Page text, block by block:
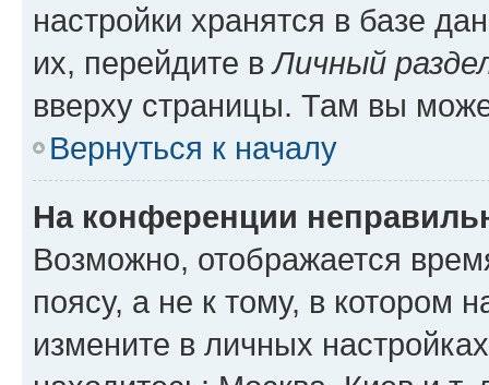
настройки хранятся в базе
их, перейдите вЛичный
вверху страницы. Там вы
Вернуться к началу
На конференции
Возможно, отображается
поясу, а не к тому, в котором
измените в личных